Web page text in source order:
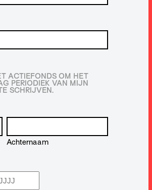
ACTIEFONDS OM HET
PERIODIEK VAN MIJN
SCHRIJVEN.
Achternaam